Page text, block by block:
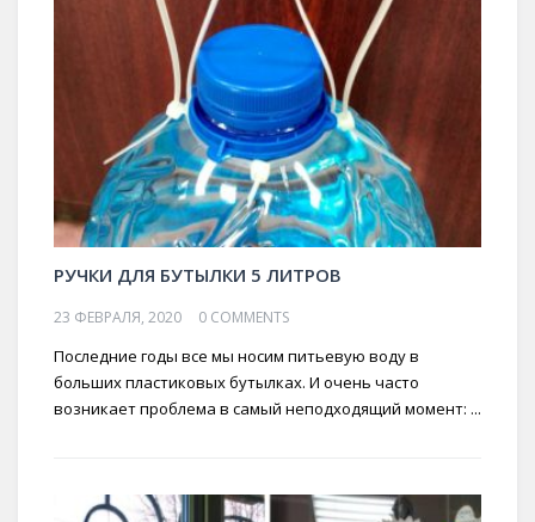
РУЧКИ ДЛЯ БУТЫЛКИ 5 ЛИТРОВ
23 ФЕВРАЛЯ, 2020 0 COMMENTS
Последние годы все мы носим питьевую воду в
больших пластиковых бутылках. И очень часто
возникает проблема в самый неподходящий момент: ...